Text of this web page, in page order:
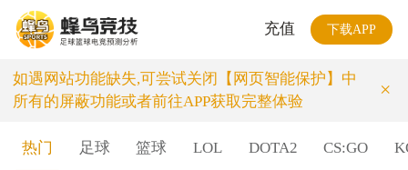
充值 下载APP
如遇网站功能缺失,可尝试关闭【网页智能保护】中
所有的屏蔽功能或者前往APP获取完整体验
×
热门 足球 篮球 LOL DOTA2 CS:GO